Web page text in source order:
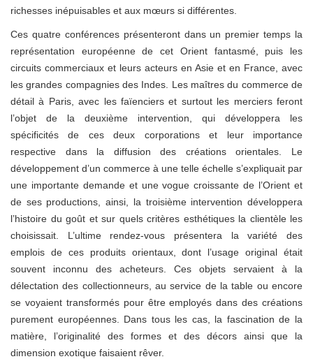
richesses inépuisables et aux mœurs si différentes.
Ces quatre conférences présenteront dans un premier temps la
représentation européenne de cet Orient fantasmé, puis les
circuits commerciaux et leurs acteurs en Asie et en France, avec
les grandes compagnies des Indes. Les maîtres du commerce de
détail à Paris, avec les faïenciers et surtout les merciers feront
l’objet de la deuxième intervention, qui développera les
spécificités de ces deux corporations et leur importance
respective dans la diffusion des créations orientales. Le
développement d’un commerce à une telle échelle s’expliquait par
une importante demande et une vogue croissante de l’Orient et
de ses productions, ainsi, la troisième intervention développera
l’histoire du goût et sur quels critères esthétiques la clientèle les
choisissait. L’ultime rendez-vous présentera la variété des
emplois de ces produits orientaux, dont l’usage original était
souvent inconnu des acheteurs. Ces objets servaient à la
délectation des collectionneurs, au service de la table ou encore
se voyaient transformés pour être employés dans des créations
purement européennes. Dans tous les cas, la fascination de la
matière, l’originalité des formes et des décors ainsi que la
dimension exotique faisaient rêver.